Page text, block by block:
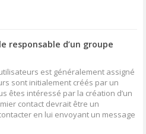
responsable d’un groupe
est généralement assigné
sont initialement créés par un
êtes intéressé par la création d’un
contact devrait être un
en lui envoyant un message